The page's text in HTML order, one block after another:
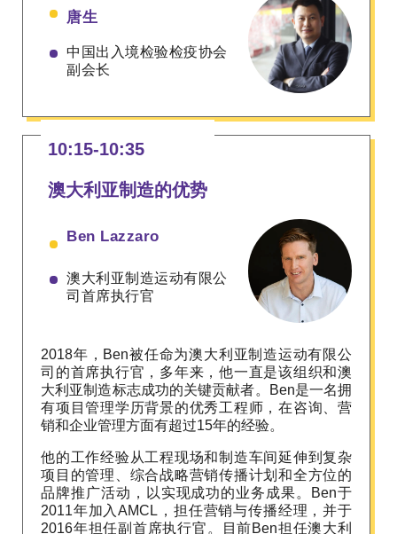
唐生
中国出入境检验检疫协会
副会长
10:15-10:35
澳大利亚制造的优势
Ben Lazzaro
澳大利亚制造运动有限公
司首席执行官
2018年，Ben被任命为澳大利亚制造运动有限公
司的首席执行官，多年来，他一直是该组织和澳
大利亚制造标志成功的关键贡献者。Ben是一名拥
有项目管理学历背景的优秀工程师，在咨询、营
销和企业管理方面有超过15年的经验。
他的工作经验从工程现场和制造车间延伸到复杂
项目的管理、综合战略营销传播计划和全方位的
品牌推广活动，以实现成功的业务成果。Ben于
2011年加入AMCL，担任营销与传播经理，并于
2016年担任副首席执行官。目前Ben担任澳大利